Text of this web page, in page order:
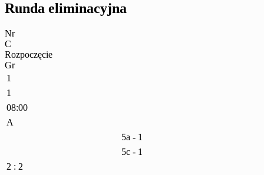
Runda eliminacyjna
Nr
C
Rozpoczęcie
Gr
1
1
08:00
A
5a - 1
5c - 1
2 : 2